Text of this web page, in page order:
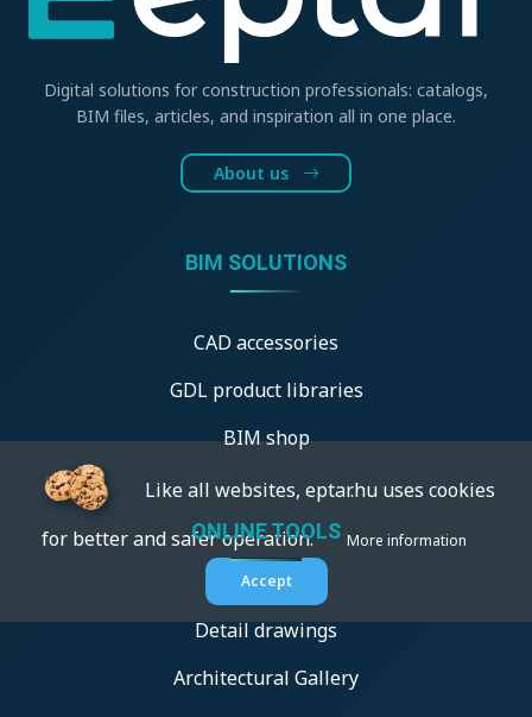
Digital solutions for construction professionals: catalogs,
BIM files, articles, and inspiration all in one place.
About us
BIM SOLUTIONS
CAD accessories
GDL product libraries
BIM shop
ONLINE TOOLS
Detail drawings
Architectural Gallery
Like all websites, eptar.hu uses cookies
for better and safer operation. More information
Accept